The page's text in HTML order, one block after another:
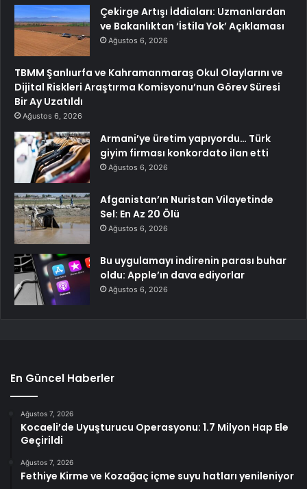
Çekirge Artışı İddiaları: Uzmanlardan
ve Bakanlıktan ‘İstila Yok’ Açıklaması
Ağustos 6, 2026
TBMM Şanlıurfa ve Kahramanmaraş Okul Olaylarını ve
Dijital Riskleri Araştırma Komisyonu’nun Görev Süresi
Bir Ay Uzatıldı
Ağustos 6, 2026
Armani’ye üretim yapıyordu… Türk
giyim firması konkordato ilan etti
Ağustos 6, 2026
Afganistan’ın Nuristan Vilayetinde
Sel: En Az 20 Ölü
Ağustos 6, 2026
Bu uygulamayı indirenin parası buhar
oldu: Apple’ın dava ediyorlar
Ağustos 6, 2026
En Güncel Haberler
Ağustos 7, 2026
Kocaeli’de Uyuşturucu Operasyonu: 1.7 Milyon Hap Ele
Geçirildi
Ağustos 7, 2026
Fethiye Kirme ve Kozağaç içme suyu hatları yenileniyor